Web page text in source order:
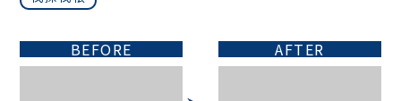
BEFORE AFTER